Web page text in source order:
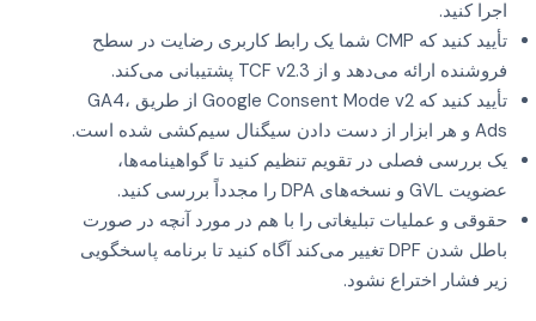
اجرا کنید.
تأیید کنید که CMP شما یک رابط کاربری رضایت در سطح
فروشنده ارائه می‌دهد و از TCF v2.3 پشتیبانی می‌کند.
تأیید کنید که Google Consent Mode v2 از طریق GA4،
Ads و هر ابزار از دست دادن سیگنال سیم‌کشی شده است.
یک بررسی فصلی در تقویم تنظیم کنید تا گواهینامه‌ها،
عضویت GVL و نسخه‌های DPA را مجدداً بررسی کنید.
حقوقی و عملیات تبلیغاتی را با هم در مورد آنچه در صورت
باطل شدن DPF تغییر می‌کند آگاه کنید تا برنامه پاسخگویی
زیر فشار اختراع نشود.